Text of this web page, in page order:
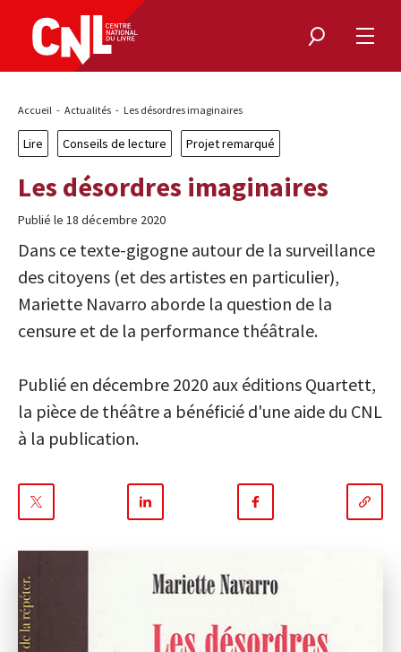
Rechercher
le
Fil
Accueil Actualités Les désordres imaginaires
Lire Conseils de lecture Projet remarqué
Les désordres imaginaires
Publié le 18 décembre 2020
Dans ce texte-gigogne autour de la surveillance
des citoyens (et des artistes en particulier),
Mariette Navarro aborde la question de la
censure et de la performance théâtrale.
Publié en décembre 2020 aux éditions Quartett,
la pièce de théâtre a bénéficié d'une aide du CNL
à la publication.
sur